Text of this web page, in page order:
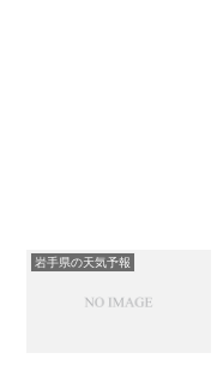
岩手県の天気予報